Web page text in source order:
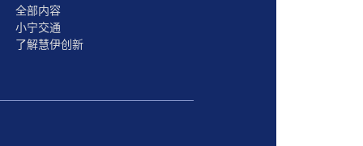
全部内容
小宁交通
了解慧伊创新